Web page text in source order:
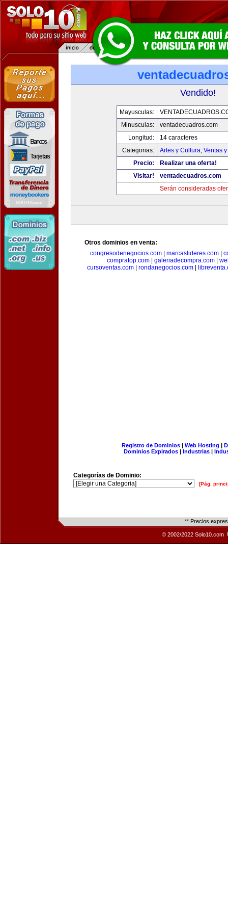
Vendido!
Mayusculas:
Minusculas:
ventadecuadros.com
Longitud:
14 caracteres
Categorias:
Artes y Cultura, Ventas
Precio:
Realizar una oferta!
Visitar!
ventadecuadros.com
Serán consideradas
Otros dominios en venta:
congresodenegocios.com| marcaslideres.com|
compratop.com| galeriadecompra.com|
cursoventas.com
rondanegocios.com
Registro de Dominios| Web Hosting |
Dominios Expirados | Industrias |
Categorías de Dominio:
[Pág.
** Precios
© 2002/2022 Solo10.com